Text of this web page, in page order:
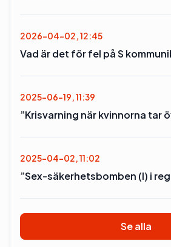
2026-04-02, 12:45
Vad är det för fel på S
2025-06-19, 11:39
”Krisvarning när kvinnorna tar
2025-04-02, 11:02
”Sex-säkerhetsbomben (l) i
Se alla